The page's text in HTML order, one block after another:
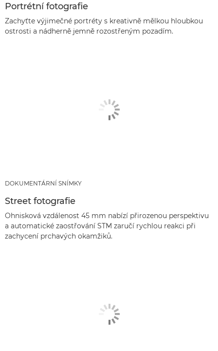
Portrétní fotografie
Zachyťte výjimečné portréty s kreativně mělkou hloubkou
ostrosti a nádherně jemně rozostřeným pozadím.
DOKUMENTÁRNÍ SNÍMKY
Street fotografie
Ohnisková vzdálenost 45 mm nabízí přirozenou perspektivu
a automatické zaostřování STM zaručí rychlou reakci při
zachycení prchavých okamžiků.